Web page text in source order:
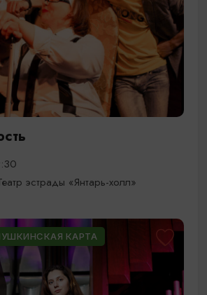
эстрады «Янтарь-холл»
КАРТА